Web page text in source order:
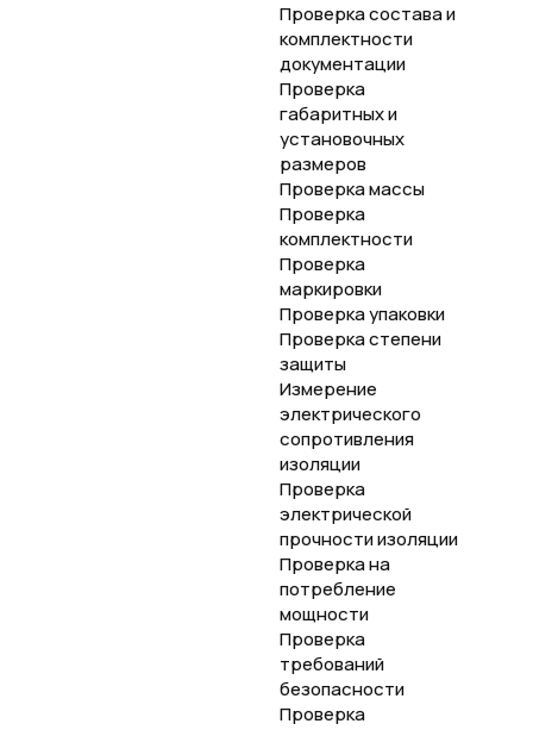
Проверка состава и
комплектности
документации
Проверка
габаритных и
установочных
размеров
Проверка массы
Проверка
комплектности
Проверка
маркировки
Проверка упаковки
Проверка степени
защиты
Измерение
электрического
сопротивления
изоляции
Проверка
электрической
прочности изоляции
Проверка на
потребление
мощности
Проверка
требований
безопасности
Проверка